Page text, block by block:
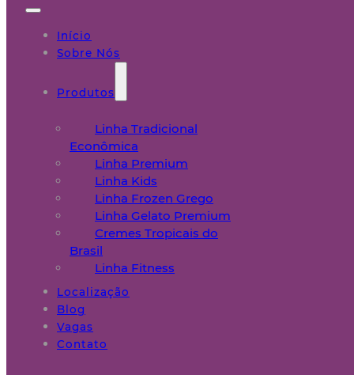
Início
Sobre Nós
Produtos
Linha Tradicional
Econômica
Linha Premium
Linha Kids
Linha Frozen Grego
Linha Gelato Premium
Cremes Tropicais do
Brasil
Linha Fitness
Localização
Blog
Vagas
Contato